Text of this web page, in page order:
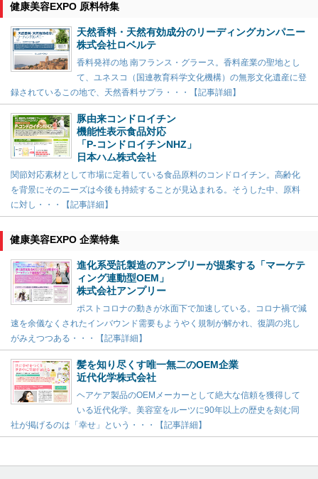
健康美容EXPO 原料特集
天然香料・天然有効成分のリーディングカンパニー
株式会社ロベルテ
香料発祥の地 南フランス・グラース。香料産業の聖地とし
て、ユネスコ（国連教育科学文化機構）の無形文化遺産に登
録されているこの地で、天然香料サプラ・・・【記事詳細】
豚由来コンドロイチン
機能性表示食品対応
「P-コンドロイチンNHZ」
日本ハム株式会社
関節対応素材として市場に定着している食品原料のコンドロイチン。高齢化
を背景にそのニーズは今後も持続することが見込まれる。そうした中、原料
に対し・・・【記事詳細】
健康美容EXPO 企業特集
進化系受託製造のアンプリーが提案する「マーケテ
ィング連動型OEM」
株式会社アンプリー
ポストコロナの動きが水面下で加速している。コロナ禍で減
速を余儀なくされたインバウンド需要もようやく規制が解かれ、復調の兆し
がみえつつある・・・【記事詳細】
髪を知り尽くす唯一無二のOEM企業
近代化学株式会社
ヘアケア製品のOEMメーカーとして絶大な信頼を獲得して
いる近代化学。美容室をルーツに90年以上の歴史を刻む同
社が掲げるのは「幸せ」という・・・【記事詳細】